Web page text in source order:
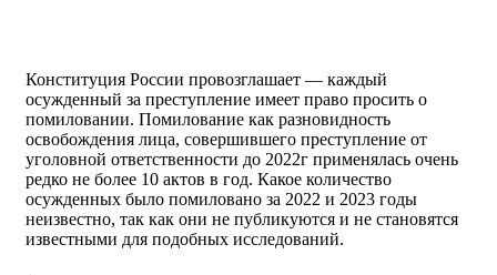
Конституция России провозглашает — каждый
осужденный за преступление имеет право просить о
помиловании. Помилование как разновидность
освобождения лица, совершившего преступление от
уголовной ответственности до 2022г применялась очень
редко не более 10 актов в год. Какое количество
осужденных было помиловано за 2022 и 2023 годы
неизвестно, так как они не публикуются и не становятся
известными для подобных исследований.